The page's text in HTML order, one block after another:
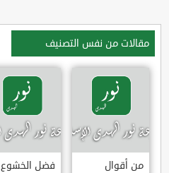
مقالات من نفس التصنيف
من أقوال
فضل الخشوع